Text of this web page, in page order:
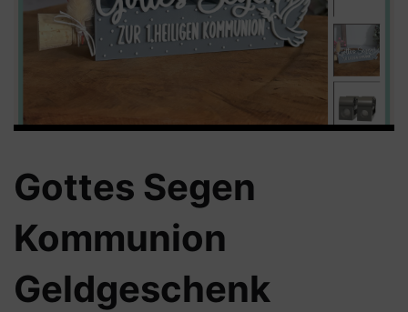
Gottes Segen
Kommunion
Geldgeschenk